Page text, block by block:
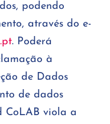
podendo
através do e-
. Poderá
à
de Dados
de dados
CoLAB viola a